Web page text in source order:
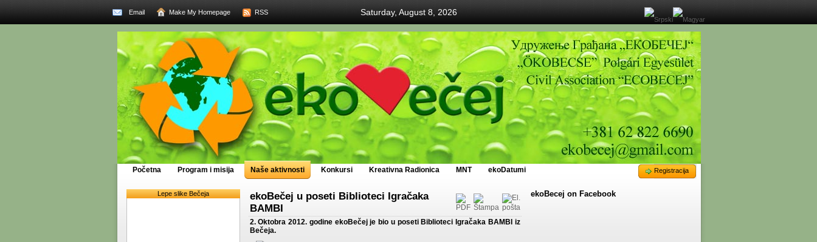
Saturday, August 8, 2026
Email Make My Homepage RSS
Registracija
Početna Program i misija Naše aktivnosti Konkursi Kreativna Radionica MNT ekoDatumi
Lepe slike Bečeja
ekoBečej u poseti Biblioteci Igračaka
BAMBI
2. Oktobra 2012. godine ekoBečej je bio u poseti Biblioteci Igračaka BAMBI iz
Bečeja.
ekoBecej on Facebook